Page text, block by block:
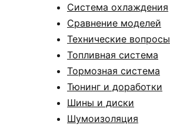
Система охлаждения
Сравнение моделей
Технические вопросы
Топливная система
Тормозная система
Тюнинг и доработки
Шины и диски
Шумоизоляция